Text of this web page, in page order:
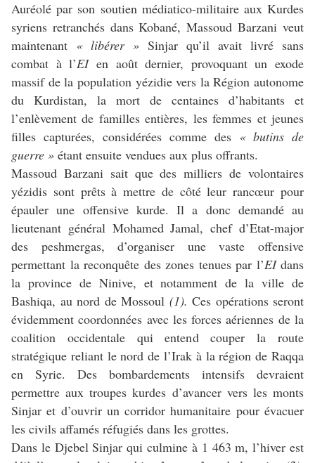
Auréolé par son soutien médiatico-militaire aux Kurdes
syriens retranchés dans Kobané, Massoud Barzani veut
maintenant « libérer » Sinjar qu’il avait livré sans
combat à l’EIen août dernier, provoquant un exode
massif de la population yézidie vers la Région autonome
du Kurdistan, la mort de centaines d’habitants et
l’enlèvement de familles entières, les femmes et jeunes
filles capturées, considérées comme des « butins de
guerre » étant ensuite vendues aux plus offrants.
Massoud Barzani sait que des milliers de volontaires
yézidis sont prêts à mettre de côté leur rancœur pour
épauler une offensive kurde. Il a donc demandé au
lieutenant général Mohamed Jamal, chef d’Etat-major
des peshmergas, d’organiser une vaste offensive
permettant la reconquête des zones tenues par l’EIdans
la province de Ninive, et notamment de la ville de
Bashiqa, au nord de Mossoul (1). Ces opérations seront
évidemment coordonnées avec les forces aériennes de la
coalition occidentale qui entend couper la route
stratégique reliant le nord de l’Irak à la région de Raqqa
en Syrie. Des bombardements intensifs devraient
permettre aux troupes kurdes d’avancer vers les monts
Sinjar et d’ouvrir un corridor humanitaire pour évacuer
les civils affamés réfugiés dans les grottes.
Dans le Djebel Sinjar qui culmine à 1 463 m, l’hiver est